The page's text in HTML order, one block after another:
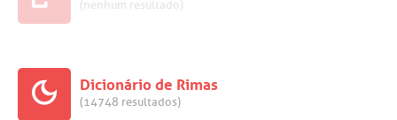
(nenhum resultado)
Dicionário de Rimas
(14748 resultados)